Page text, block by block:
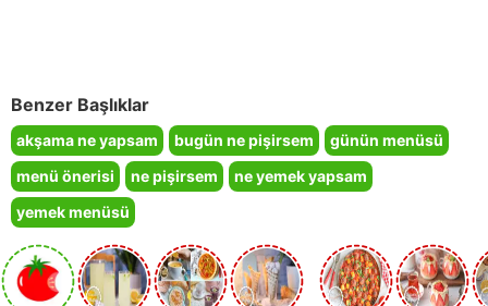
Benzer Başlıklar
akşama ne yapsam bugün ne pişirsem
günün menüsü
menü önerisi
ne pişirsem
ne yemek yapsam
yemek menüsü